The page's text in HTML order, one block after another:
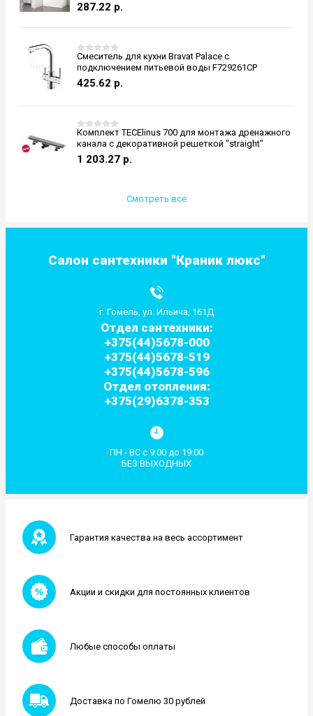
Салон сантехники "Краник люкс"
г. Гомель, ул. Ильича, 161Д
Отдел сантехники:
+375(44)5678-000
+375(44)5678-519
+375(44)5678-596
Отдел отопления:
+375(29)6378-353
ПН - ВС с 9:00 до 19:00
БЕЗ ВЫХОДНЫХ
287.22 р.
Смеситель для кухни Bravat Palace с
подключением питьевой воды F729261CP
425.62 р.
Комплект TECElinus 700 для монтажа дренажного
канала с декоративной решеткой "straight"
1 203.27 р.
Смотреть все
Гарантия качества на весь ассортимент
Акции и скидки для постоянных клиентов
Любые способы оплаты
Доставка по Гомелю 30 рублей